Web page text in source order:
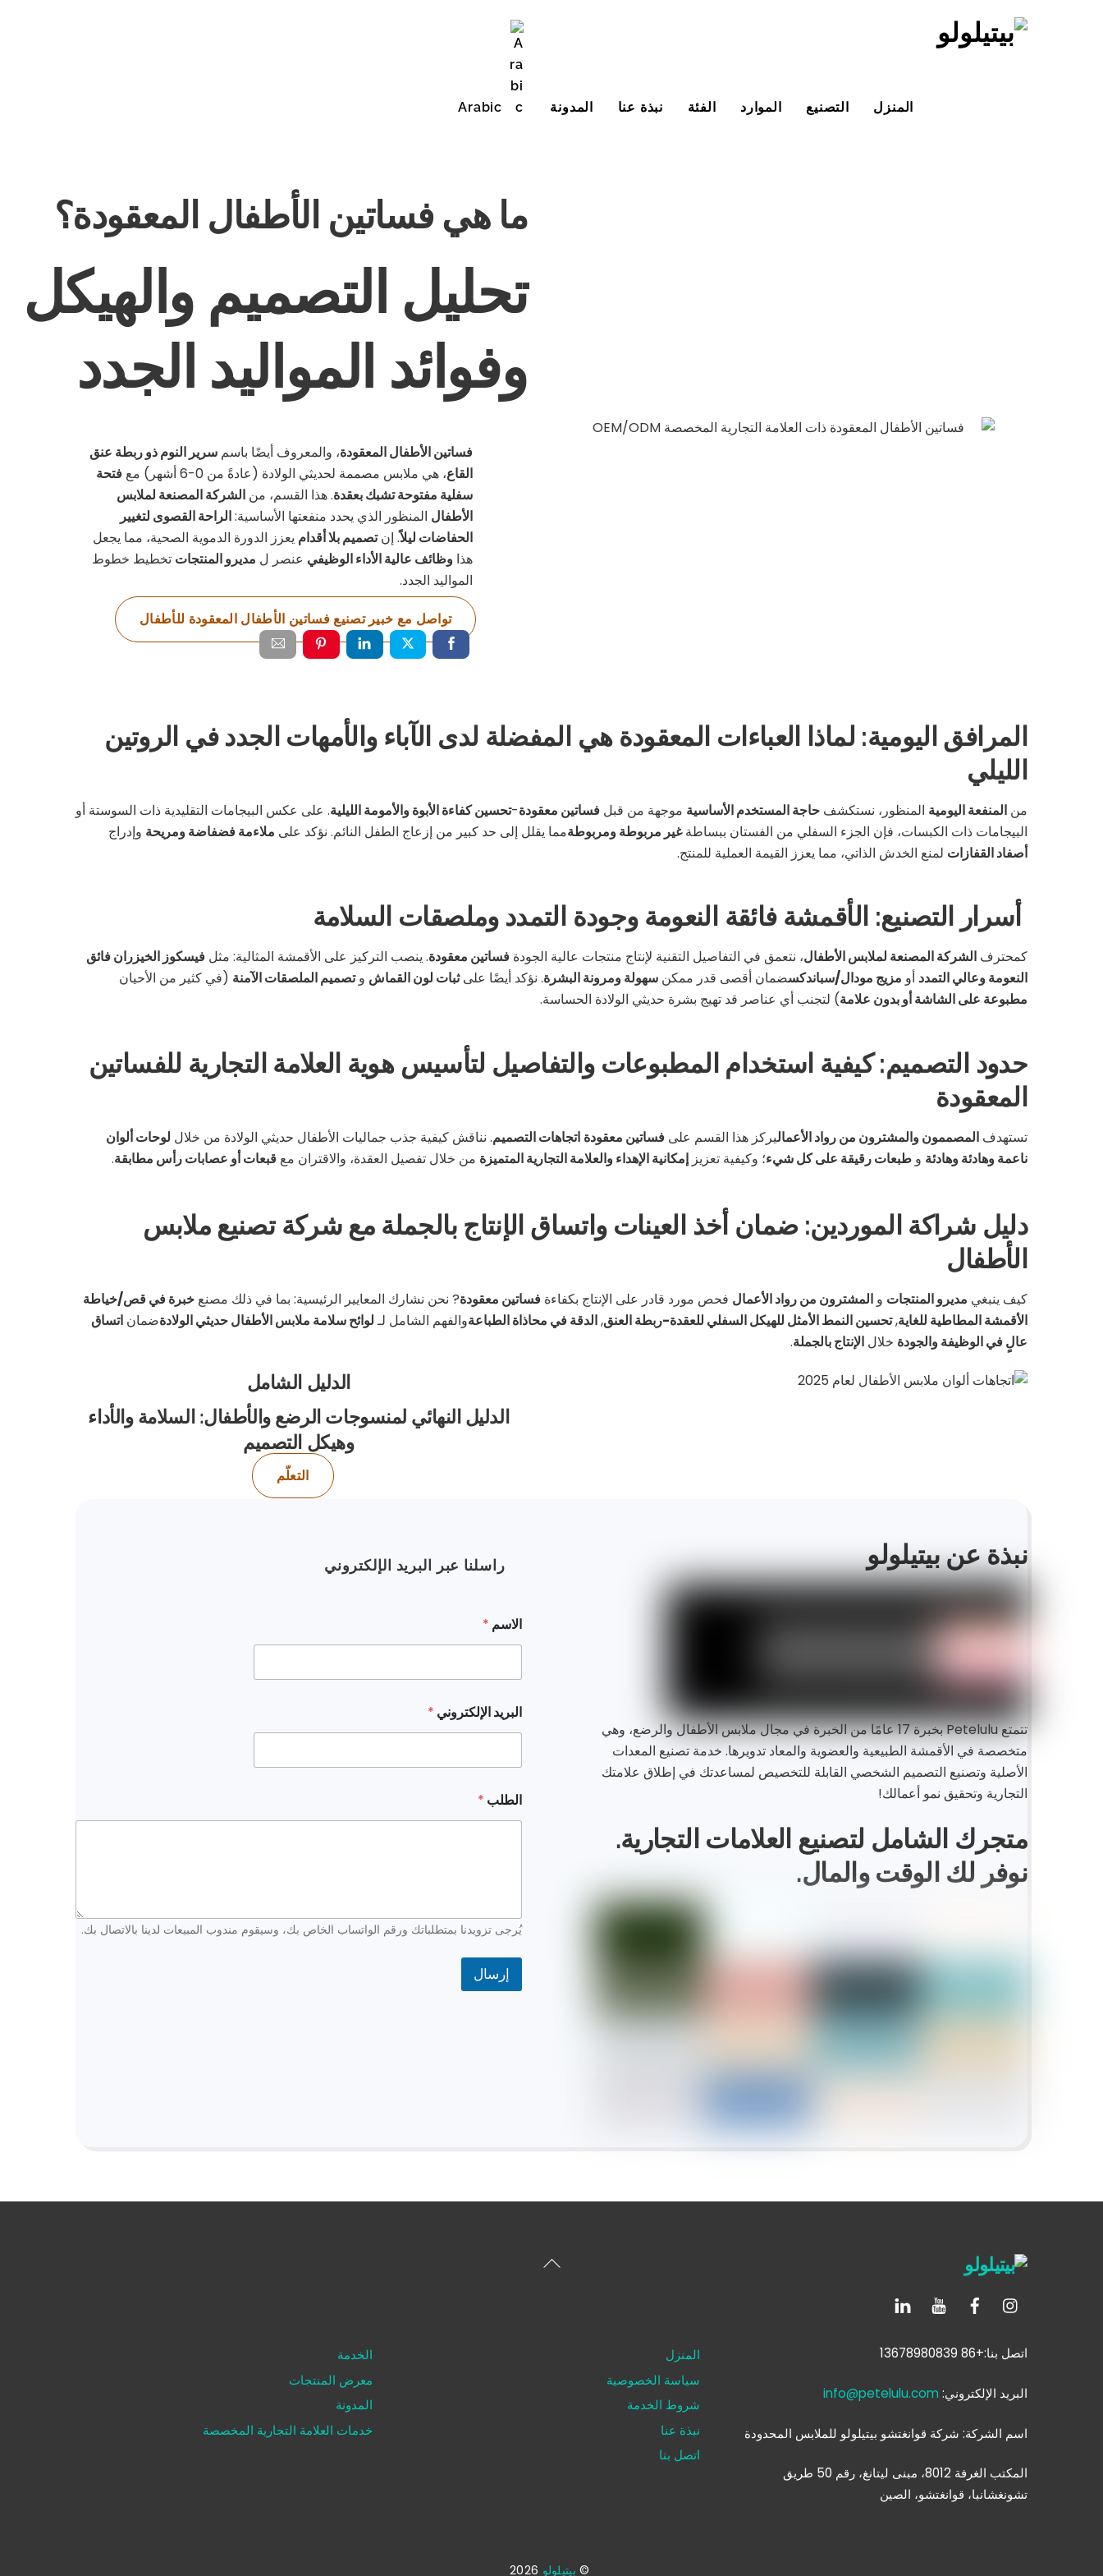
المنزل التصنيع الموارد الفئة نبذة عنا المدونة Arabic
ما هي فساتين الأطفال المعقودة؟
تحليل التصميم والهيكل
وفوائد المواليد الجدد
فساتين الأطفال المعقودة، والمعروف أيضًا باسم سرير النوم ذو ربطة عنق
القاع، هي ملابس مصممة لحديثي الولادة (عادةً من 0-6 أشهر) مع
فتحة
سفلية مفتوحة تشبك بعقدة. هذا القسم، من الشركة المصنعة لملابس
الأطفال المنظور الذي يحدد منفعتها الأساسية:الراحة القصوى لتغيير
الحفاضات ليلاً. إنتصميم بلا أقدام يعزز الدورة الدموية الصحية، مما يجعل
هذا وظائف عالية الأداء الوظيفي عنصر ل مديرو المنتجات تخطيط خطوط
المواليد الجدد.
تواصل مع خبير تصنيع فساتين الأطفال المعقودة للأطفال
المرافق اليومية: لماذا العباءات المعقودة هي المفضلة لدى الآباء والأمهات الجدد في الروتين
الليلي
من المنفعة اليومية المنظور، نستكشف حاجة المستخدم الأساسية موجهة من قبل فساتين معقودة-تحسين كفاءة الأبوة والأمومة الليلية. على عكس البيجامات التقليدية ذات السوستة أو
البيجامات ذات الكبسات، فإن الجزء السفلي من الفستان ببساطةغير مربوطة ومربوطةمما يقلل إلى حد كبير من إزعاج الطفل النائم. نؤكد على ملاءمة فضفاضة ومريحة وإدراج
أصفاد القفازات لمنع الخدش الذاتي، مما يعزز القيمة العملية للمنتج.
أسرار التصنيع: الأقمشة فائقة النعومة وجودة التمدد وملصقات السلامة
كمحترف الشركة المصنعة لملابس الأطفال، نتعمق في التفاصيل التقنية لإنتاج منتجات عالية الجودة فساتين معقودة. ينصب التركيز على الأقمشة المثالية: مثل فيسكوز الخيزران فائق
النعومة وعالي التمدد أو مزيج مودال/سباندكسضمان أقصى قدر ممكن سهولة ومرونة البشرة. نؤكد أيضًا علىثبات لون القماش وتصميم الملصقات الآمنة (في كثير من الأحيان
مطبوعة على الشاشة أو بدون علامة) لتجنب أي عناصر قد تهيج بشرة حديثي الولادة الحساسة.
حدود التصميم: كيفية استخدام المطبوعات والتفاصيل لتأسيس هوية العلامة التجارية للفساتين
المعقودة
تستهدف المصممون والمشترون من رواد الأعماليركز هذا القسم على فساتين معقودة اتجاهات التصميم. نناقش كيفية جذب جماليات الأطفال حديثي الولادة من خلال لوحات ألوان
ناعمة وهادئة وهادئة و طبعات رقيقة على كل شيء؛ وكيفية تعزيز إمكانية الإهداء والعلامة التجارية المتميزة من خلال تفصيل العقدة، والاقتران مع قبعات أو عصابات رأس مطابقة.
دليل شراكة الموردين: ضمان أخذ العينات واتساق الإنتاج بالجملة مع شركة تصنيع ملابس
الأطفال
كيف ينبغي مديرو المنتجات و المشترون من رواد الأعمال فحص مورد قادر على الإنتاج بكفاءة فساتين معقودة? نحن نشارك المعايير الرئيسية: بما في ذلك مصنع خبرة في قص/خياطة
الأقمشة المطاطية للغاية,تحسين النمط الأمثل للهيكل السفلي للعقدة-ربطة العنق,الدقة في محاذاة الطباعةوالفهم الشامل لـلوائح سلامة ملابس الأطفال حديثي الولادةضمان اتساق
عالٍ في الوظيفة والجودة خلال الإنتاج بالجملة.
الدليل الشامل
الدليل النهائي لمنسوجات الرضع والأطفال: السلامة والأداء
وهيكل التصميم
التعلّم
نبذة عن بيتيلولو
تتمتع Petelulu بخبرة 17 عامًا من الخبرة في مجال ملابس الأطفال والرضع، وهي
متخصصة في الأقمشة الطبيعية والعضوية والمعاد تدويرها. خدمة تصنيع المعدات
الأصلية وتصنيع التصميم الشخصي القابلة للتخصيص لمساعدتك في إطلاق علامتك
التجارية وتحقيق نمو أعمالك!
متجرك الشامل لتصنيع العلامات التجارية.
نوفر لك الوقت والمال.
راسلنا عبر البريد الإلكتروني
ل
ب
س
ا
ل
ب
ي
ا
ن
ي
الاسم *
البريد الإلكتروني *
الطلب *
يُرجى تزويدنا بمتطلباتك ورقم الواتساب الخاص بك، وسيقوم مندوب المبيعات لدينا بالاتصال بك.
إرسال
العودة
اتصل بنا:+86 13678980839
البريد الإلكتروني: info@petelulu.com
اسم الشركة: شركة قوانغتشو بيتيلولو للملابس المحدودة
المكتب الغرفة 8012، مبنى ليتانغ، رقم 50 طريق
تشونغشانبا، قوانغتشو، الصين
المنزل
سياسة الخصوصية
شروط الخدمة
نبذة عنا
اتصل بنا
الخدمة
معرض المنتجات
المدونة
خدمات العلامة التجارية المخصصة
© بيتيلولو